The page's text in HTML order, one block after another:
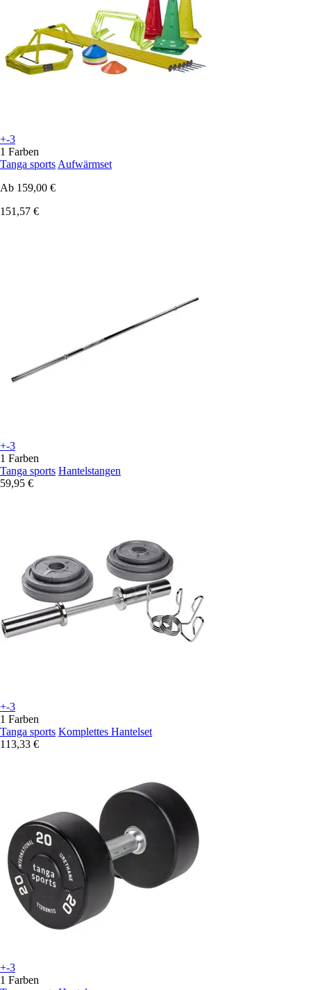
+-3
1 Farben
Tanga sports Aufwärmset
Ab 159,00 €
151,57 €
+-3
1 Farben
Tanga sports Hantelstangen
59,95 €
+-3
1 Farben
Tanga sports Komplettes Hantelset
113,33 €
+-3
1 Farben